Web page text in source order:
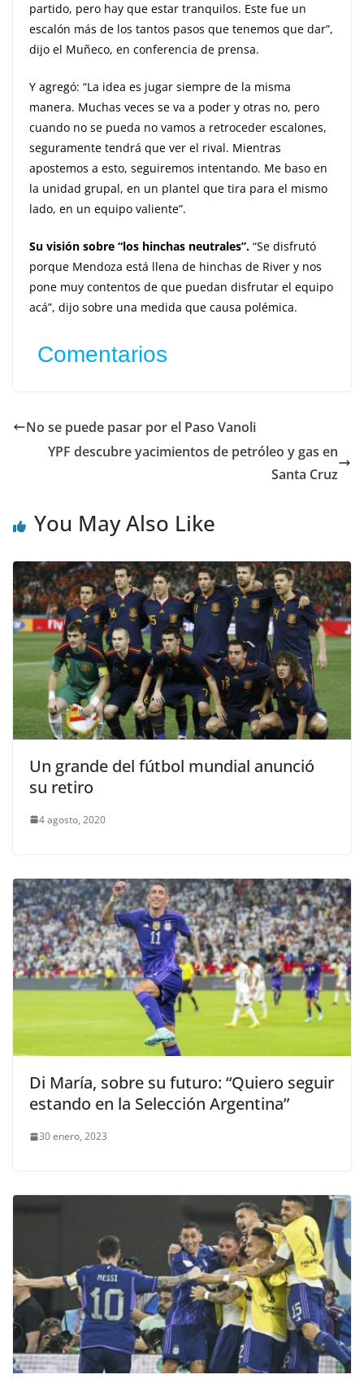
partido, pero hay que estar tranquilos. Este fue un
escalón más de los tantos pasos que tenemos que dar”,
dijo el Muñeco, en conferencia de prensa.
Y agregó: “La idea es jugar siempre de la misma
manera. Muchas veces se va a poder y otras no, pero
cuando no se pueda no vamos a retroceder escalones,
seguramente tendrá que ver el rival. Mientras
apostemos a esto, seguiremos intentando. Me baso en
la unidad grupal, en un plantel que tira para el mismo
lado, en un equipo valiente”.
Su visión sobre “los hinchas neutrales”. “Se disfrutó
porque Mendoza está llena de hinchas de River y nos
pone muy contentos de que puedan disfrutar el equipo
acá”, dijo sobre una medida que causa polémica.
Comentarios
No se puede pasar por el Paso Vanoli
YPF descubre yacimientos de petróleo y gas en
Santa Cruz
You May Also Like
Un grande del fútbol mundial anunció
su retiro
4 agosto, 2020
Di María, sobre su futuro: “Quiero seguir
estando en la Selección Argentina”
30 enero, 2023